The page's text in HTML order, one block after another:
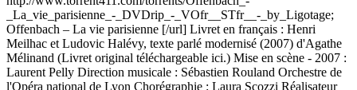
_La_vie_parisienne_-_DVDrip_-_VOfr__STfr__-_by_Ligotage;
Offenbach – La vie parisienne [/url] Livret en français : Henri
Meilhac et Ludovic Halévy, texte parlé modernisé (2007) d'Agathe
Mélinand (Livret original téléchargeable ici.) Mise en scène - 2007 :
Laurent Pelly Direction musicale : Sébastien Rouland Orchestre de
l'Opéra national de Lyon Chorégraphie : Laura Scozzi Réalisateur